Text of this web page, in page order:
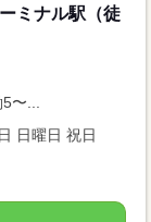
ミナル駅（徒
5〜...
日曜日 祝日